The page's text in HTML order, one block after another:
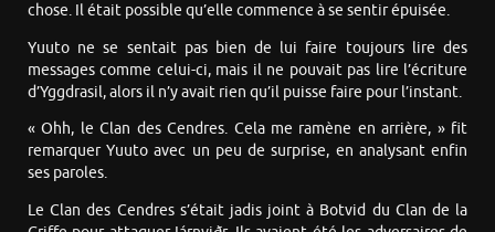
chose. Il était possible qu’elle commence à se sentir épuisée.
Yuuto ne se sentait pas bien de lui faire toujours lire des
messages comme celui-ci, mais il ne pouvait pas lire l’écriture
d’Yggdrasil, alors il n’y avait rien qu’il puisse faire pour l’instant.
« Ohh, le Clan des Cendres. Cela me ramène en arrière, » fit
remarquer Yuuto avec un peu de surprise, en analysant enfin
ses paroles.
Le Clan des Cendres s’était jadis joint à Botvid du Clan de la